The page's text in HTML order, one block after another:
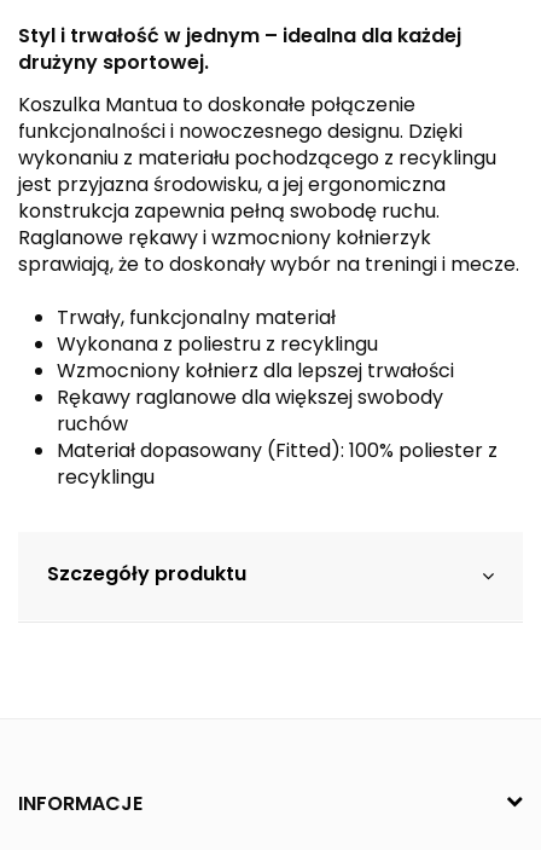
Styl i trwałość w jednym – idealna dla każdej
drużyny sportowej.
Koszulka Mantua to doskonałe połączenie
funkcjonalności i nowoczesnego designu. Dzięki
wykonaniu z materiału pochodzącego z recyklingu
jest przyjazna środowisku, a jej ergonomiczna
konstrukcja zapewnia pełną swobodę ruchu.
Raglanowe rękawy i wzmocniony kołnierzyk
sprawiają, że to doskonały wybór na treningi i mecze.
Trwały, funkcjonalny materiał
Wykonana z poliestru z recyklingu
Wzmocniony kołnierz dla lepszej trwałości
Rękawy raglanowe dla większej swobody
ruchów
Materiał dopasowany (Fitted): 100% poliester z
recyklingu
Szczegóły produktu
INFORMACJE